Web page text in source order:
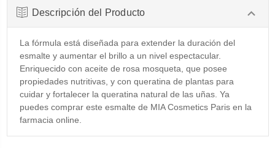
Descripción del Producto
La fórmula está diseñada para extender la duración del
esmalte y aumentar el brillo a un nivel espectacular.
Enriquecido con aceite de rosa mosqueta, que posee
propiedades nutritivas, y con queratina de plantas para
cuidar y fortalecer la queratina natural de las uñas. Ya
puedes comprar este esmalte de MIA Cosmetics Paris en la
farmacia online.